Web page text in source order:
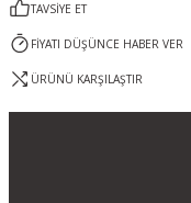
TAVSİYE ET
FİYATI DÜŞÜNCE HABER VER
ÜRÜNÜ KARŞILAŞTIR